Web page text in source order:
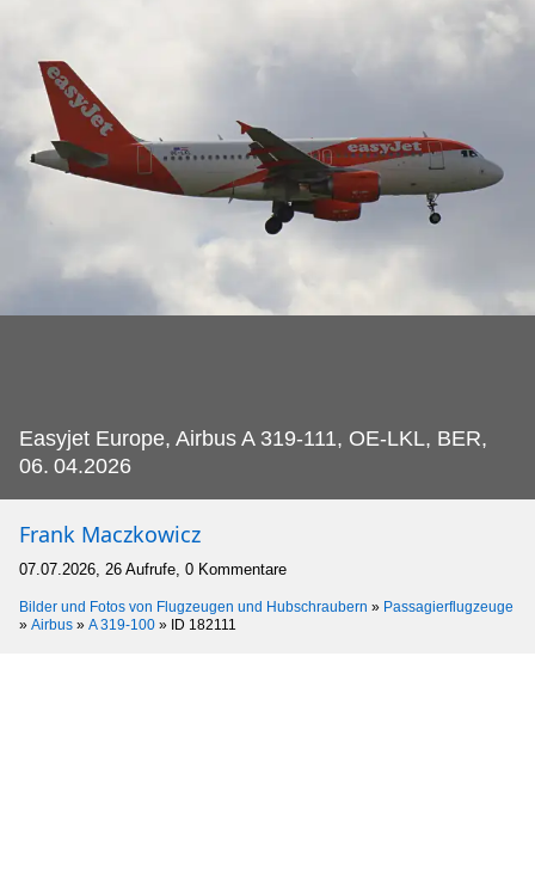
Easyjet Europe, Airbus A 319-111, OE-LKL, BER,
06. 04.2026
Frank Maczkowicz
07.07.2026, 26 Aufrufe, 0 Kommentare
Bilder und Fotos von Flugzeugen und Hubschraubern » Passagierflugzeuge
» Airbus » A 319-100 » ID 182111